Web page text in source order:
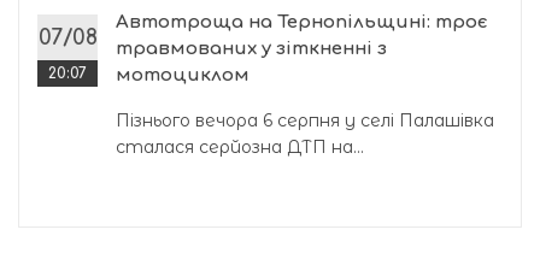
07/08
20:07
Автотроща на Тернопільщині: троє
травмованих у зіткненні з
мотоциклом
Пізнього вечора 6 серпня у селі Палашівка
сталася серйозна ДТП на...